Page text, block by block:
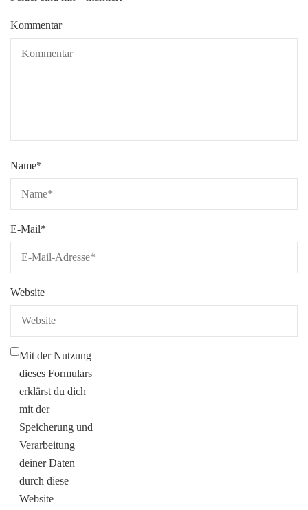
Kommentar
Name*
E-Mail*
Website
Mit der Nutzung
dieses Formulars
erklärst du dich
mit der
Speicherung und
Verarbeitung
deiner Daten
durch diese
Website